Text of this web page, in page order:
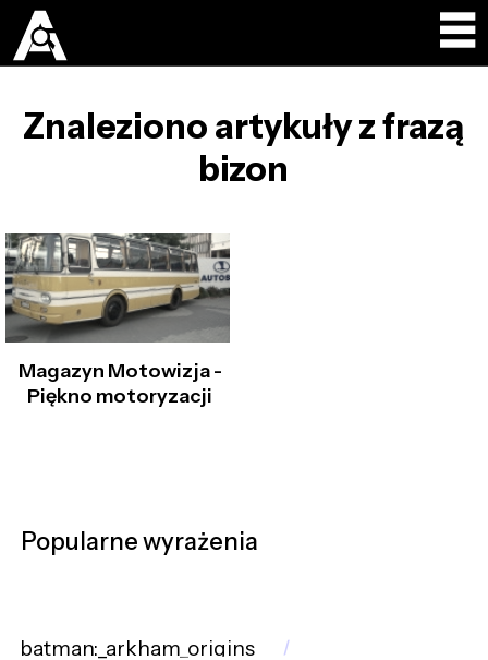
Znaleziono artykuły z frazą
bizon
Magazyn Motowizja -
Piękno motoryzacji
Popularne wyrażenia
batman:_arkham_origins